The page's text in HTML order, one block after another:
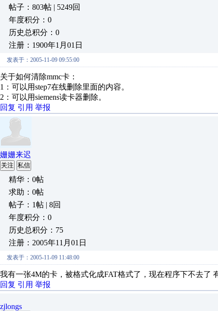
帖子：803帖 | 5249回
年度积分：0
历史总积分：0
注册：1900年1月01日
发表于：2005-11-09 09:55:00
关于如何清除mmc卡：
1：可以用step7在线删除里面的内容。
2：可以用siemens读卡器删除。
回复 引用 举报
姗姗来迟
关注 私信
精华：0帖
求助：0帖
帖子：1帖 | 8回
年度积分：0
历史总积分：75
注册：2005年11月01日
发表于：2005-11-09 11:48:00
我有一张4M的卡，被格式化成FAT格式了，现在程序下不去了
回复 引用 举报
zjlongs